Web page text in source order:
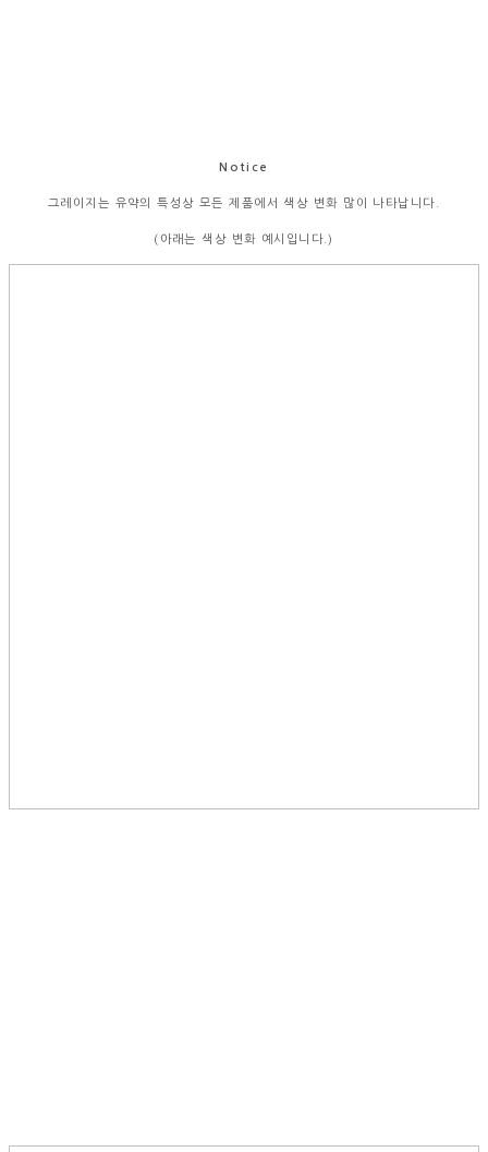
Notice
그레이지는 유약의 특성상 모든 제품에서 색상 변화 많이 나타납니다.
(아래는 색상 변화 예시입니다.)